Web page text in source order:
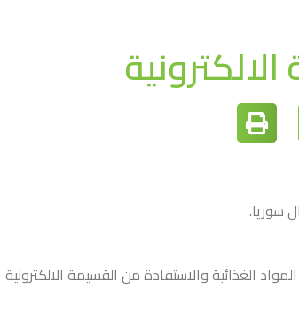
سوريا.
الغذائية والاستفادة من القسيمة الالكترونية